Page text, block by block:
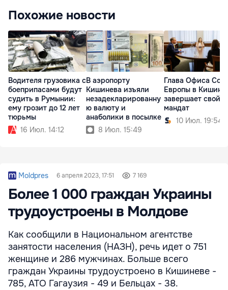
Похожие новости
Водителя грузовика с
боеприпасами будут
судить в Румынии:
ему грозит до 12 лет
тюрьмы
16 Июл. 14:12
В аэропорту
Кишинева изъяли
незадекларированну
ю валюту и
анаболики в посылке
8 Июл. 15:49
Глава Офиса
Европы в
завершает свой
мандат
10 Июл. 19:54
Moldpres 6 апреля 2023, 17:51 7 169
Более 1 000 граждан Украины
трудоустроены в Молдове
Как сообщили в Национальном агентстве
занятости населения (НАЗН), речь идет о 751
женщине и 286 мужчинах. Больше всего
граждан Украины трудоустроено в Кишиневе -
785, АТО Гагаузия - 49 и Бельцах - 38.